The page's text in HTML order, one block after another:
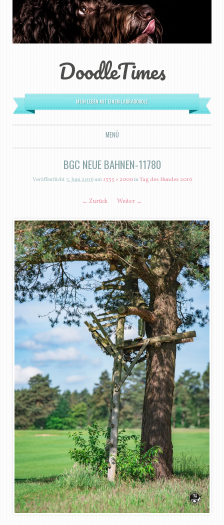
DoodleTimes
MEIN LEBEN MIT EINEM LABRADOODLE.
MENÜ
ZUM INHALT SPRINGEN
BGC NEUE BAHNEN-11780
Veröffentlicht 5. Juni 2016um1335 × 2000inTag des Hundes 2016
← Zurück Weiter →